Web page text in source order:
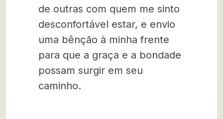
de outras com quem me sinto
desconfortável estar, e envio
uma bênção à minha frente
para que a graça e a bondade
possam surgir em seu
caminho.